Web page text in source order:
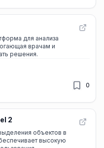
для анализа
врачам и
решения.
0
2
объектов в
высокую